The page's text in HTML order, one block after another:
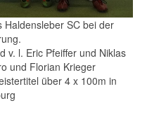
Haldensleber SC bei der
v. l. Eric Pfeiffer und Niklas
und Florian Krieger
über 4 x 100m in